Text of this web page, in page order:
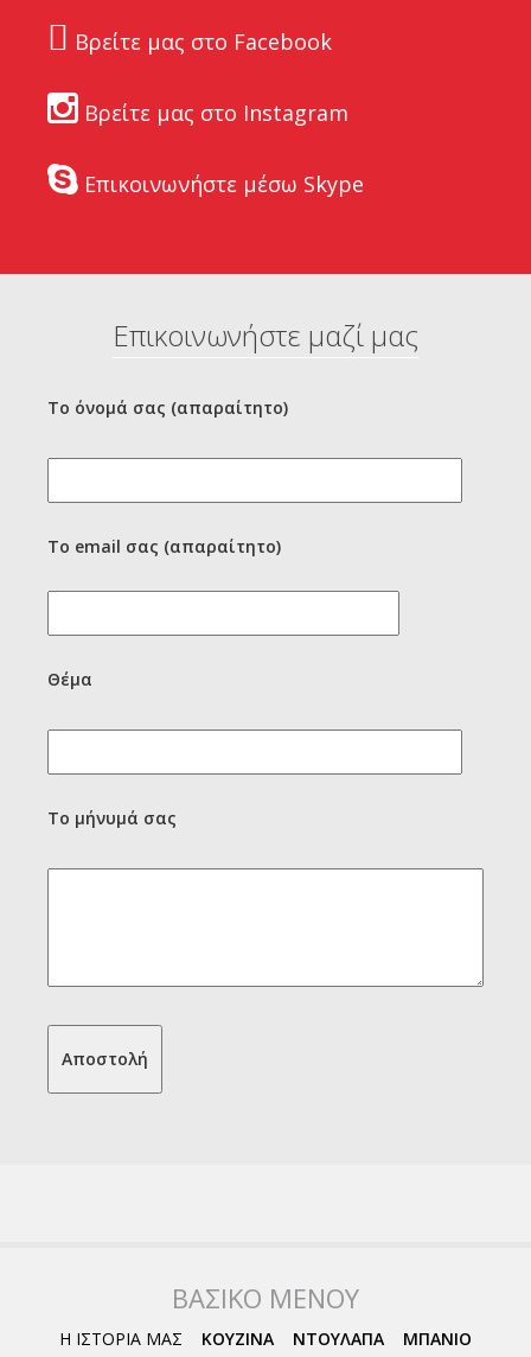
Βρείτε μας στο Facebook
Βρείτε μας στο Instagram
Επικοινωνήστε μέσω Skype
Επικοινωνήστε μαζί μας
Το όνομά σας (απαραίτητο)
Το email σας (απαραίτητο)
Θέμα
Το μήνυμά σας
ΒΑΣΙΚΟ ΜΕΝΟΥ
Η ΙΣΤΟΡΙΑ ΜΑΣ ΚΟΥΖΙΝΑ ΝΤΟΥΛΑΠΑ ΜΠΑΝΙΟ